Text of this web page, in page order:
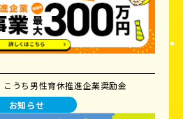
うち男性育休推進企業奨励金
お知らせ